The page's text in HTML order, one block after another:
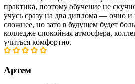
практика, поэтому обучение не
учусь сразу на два диплома — очно и
сложнее, но зато в будущем будет
колледже спокойная атмосфера,
учиться комфортно.
Артем